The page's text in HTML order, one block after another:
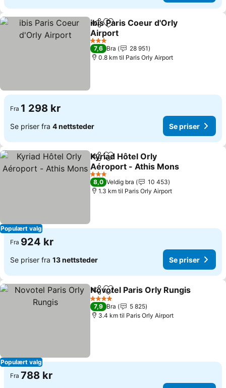
Del Legg til i favoritter
ibis Paris Coeur d'Orly
Airport
Se priser
3 Stjerner
7,6 Bra
28 951
0.8 km til Paris Orly Airport
Fra 1 298 kr
Se priser fra 4 nettsteder Se priser
Populært valg
Del Legg til i favoritter
Kyriad Hôtel Orly
Aéroport - Athis Mons
Se priser
3 Stjerner
8,0 Veldig bra
10 453
1.3 km til Paris Orly Airport
Fra 924 kr
Se priser fra 13 nettsteder Se priser
Populært valg
Del Legg til i favoritter
Novotel Paris Orly Rungis
4 Stjerner
7,9 Bra
5 825
3.4 km til Paris Orly Airport
Fra 788 kr